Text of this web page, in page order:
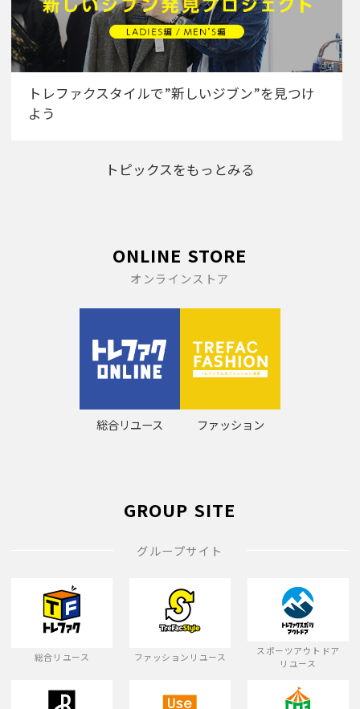
トレファクスタイルで”新しいジブン”を見つけ
よう
トピックスをもっとみる
ONLINE STORE
オンラインストア
総合リユース ファッション
GROUP SITE
グループサイト
総合リユース ファッションリユース
スポーツアウトドア
リユース